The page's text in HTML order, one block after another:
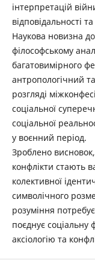
інтерпретацій
відповідальності
Наукова новизна
філософському
багатовимірного
антропологічний
розгляді
соціальної
соціальної
у воєнний період.
Зроблено
конфлікти стають
колективної
символічного
розуміння
поєднує соціальну
аксіологію та